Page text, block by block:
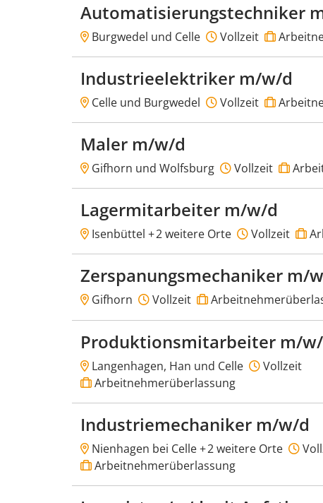
Automatisierungstechniker
Burgwedel und Celle Vollzeit
Industrieelektriker m/w/d
Celle und Burgwedel Vollzeit
Maler m/w/d
Gifhorn und Wolfsburg Vollzeit
Lagermitarbeiter m/w/d
Isenbüttel +2 weitere Orte Vollzeit
Zerspanungsmechaniker m/
Gifhorn Vollzeit
Produktionsmitarbeiter m/
Langenhagen, Han und Celle
Vollzeit
Arbeitnehmerüberlassung
Industriemechaniker m/w/d
Nienhagen bei Celle +2 weitere Orte
Arbeitnehmerüberlassung